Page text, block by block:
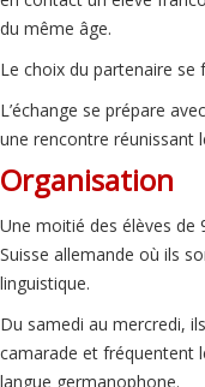
du même âge.
Le choix du partenaire se
L’échange se prépare
une rencontre réunissant
Organisation
Une moitié des élèves de
Suisse allemande où ils
linguistique.
Du samedi au mercredi,
camarade et fréquentent
langue germanophone.